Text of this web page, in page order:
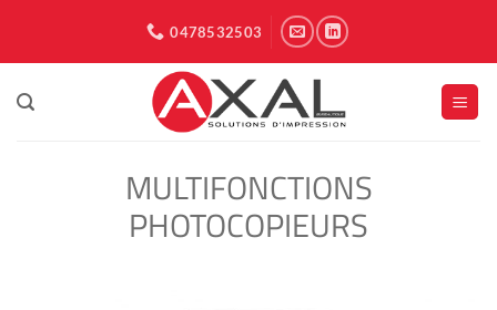
contenu
0478532503
MULTIFONCTIONS
PHOTOCOPIEURS